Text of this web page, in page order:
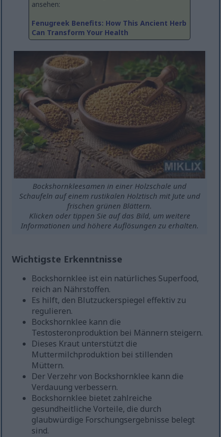
ansehen:
Fenugreek Benefits: How This Ancient Herb
Can Transform Your Health
Bockshornkleesamen in einer Holzschale und
Schaufeln auf einem rustikalen Holztisch mit Jute und
frischen grünen Blättern.
Klicken oder tippen Sie auf das Bild, um weitere
Informationen und höhere Auflösungen zu erhalten.
Wichtigste Erkenntnisse
Bockshornklee ist ein natürliches Superfood,
reich an Nährstoffen.
Es hilft, den Blutzuckerspiegel effektiv zu
regulieren.
Bockshornklee kann die
Testosteronproduktion bei Männern steigern.
Dieses Kraut unterstützt die
Muttermilchproduktion bei stillenden
Müttern.
Der Verzehr von Bockshornklee kann die
Verdauung verbessern.
Bockshornklee bietet zahlreiche
gesundheitliche Vorteile, die durch
glaubwürdige Forschungsergebnisse belegt
sind.